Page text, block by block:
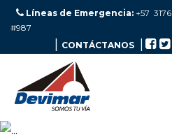
Líneas de Emergencia: +57
#987
CONTÁCTANOS